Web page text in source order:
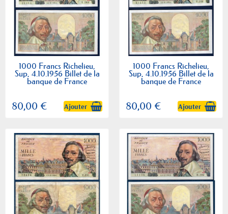
1000 Francs Richelieu,
Sup, 4.10.1956 Billet de la
banque de France
80,00 € Ajouter
1000 Francs Richelieu,
Sup, 4.10.1956 Billet de la
banque de France
80,00 € Ajouter